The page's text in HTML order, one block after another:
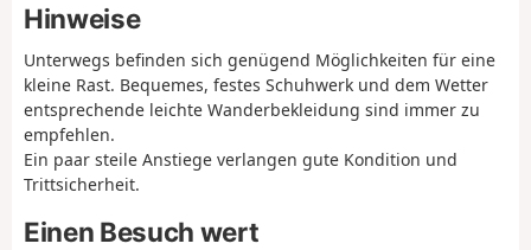
Hinweise
Unterwegs befinden sich genügend Möglichkeiten für eine
kleine Rast. Bequemes, festes Schuhwerk und dem Wetter
entsprechende leichte Wanderbekleidung sind immer zu
empfehlen.
Ein paar steile Anstiege verlangen gute Kondition und
Trittsicherheit.
Einen Besuch wert